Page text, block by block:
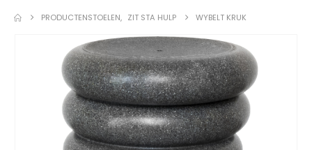
PRODUCTENSTOELEN, ZIT STA HULP WYBELT KRUK